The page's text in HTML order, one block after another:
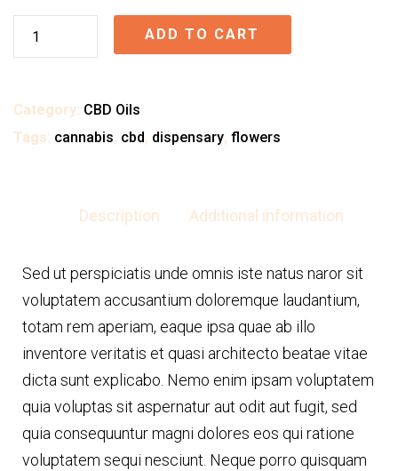
ADD TO CART
Category: CBD Oils
Tags: cannabis, cbd, dispensary, flowers
Description Additional information
Sed ut perspiciatis unde omnis iste natus naror sit
voluptatem accusantium doloremque laudantium,
totam rem aperiam, eaque ipsa quae ab illo
inventore veritatis et quasi architecto beatae vitae
dicta sunt explicabo. Nemo enim ipsam voluptatem
quia voluptas sit aspernatur aut odit aut fugit, sed
quia consequuntur magni dolores eos qui ratione
voluptatem sequi nesciunt. Neque porro quisquam